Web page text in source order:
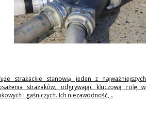
strażackie stanowią jeden z
strażaków, odgrywając kluczową rolę w
i gaśniczych. Ich niezawodność, ..